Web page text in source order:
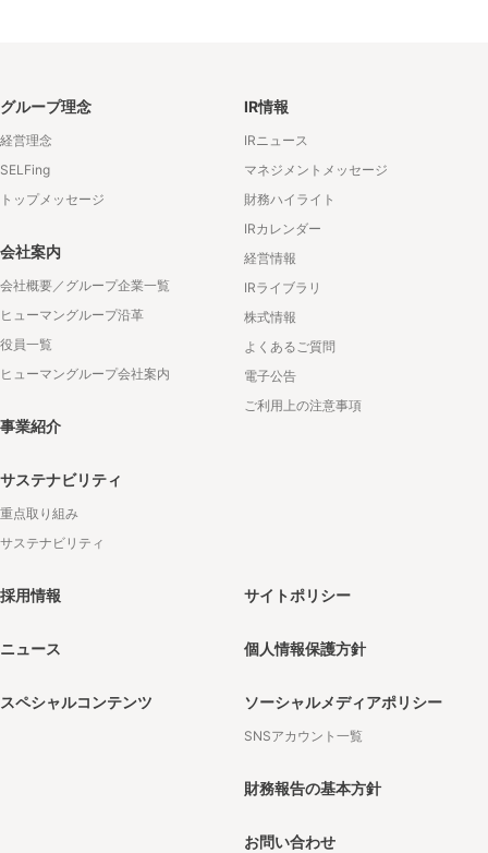
グループ理念
経営理念
SELFing
トップメッセージ
会社案内
会社概要／グループ企業一覧
ヒューマングループ沿革
役員一覧
ヒューマングループ会社案内
事業紹介
サステナビリティ
重点取り組み
サステナビリティ
IR情報
IRニュース
マネジメントメッセージ
財務ハイライト
IRカレンダー
経営情報
IRライブラリ
株式情報
よくあるご質問
電子公告
ご利用上の注意事項
採用情報
ニュース
スペシャルコンテンツ
サイトポリシー
個人情報保護方針
ソーシャルメディアポリシー
SNSアカウント一覧
財務報告の基本方針
お問い合わせ